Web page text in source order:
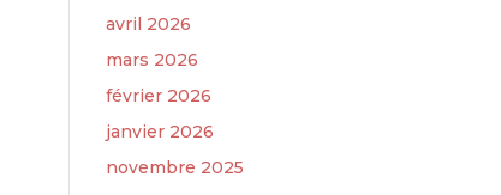
avril 2026
mars 2026
février 2026
janvier 2026
novembre 2025